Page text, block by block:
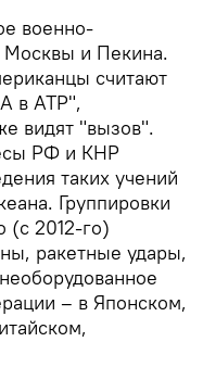
военно-
Москвы и Пекина.
считают
в АТР",
видят "вызов".
РФ и КНР
таких учений
Группировки
(с 2012-го)
ракетные удары,
– в Японском,